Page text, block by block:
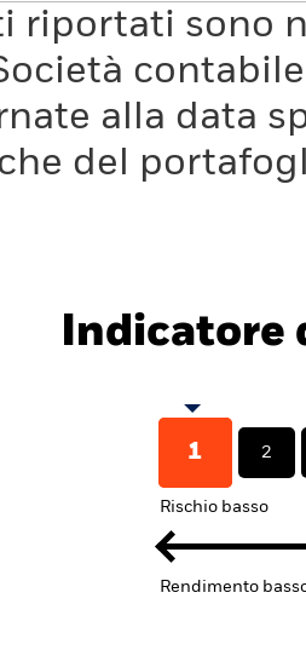
riportati sono
alla data
del
Indicatore
1 2
Rischio basso
Rendimento